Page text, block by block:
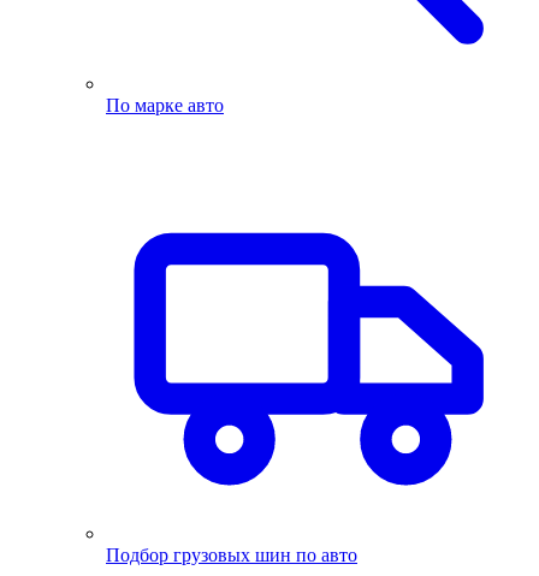
По марке авто
Подбор грузовых шин по авто